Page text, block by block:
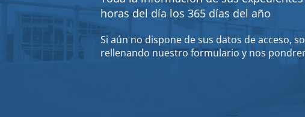
horas del día los 365 días del año
Si aún no dispone de sus datos de acceso,
rellenando nuestro formulario y nos